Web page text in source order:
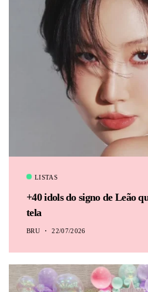
LISTAS
+40 idols do signo de Leão
tela
BRU 22/07/2026